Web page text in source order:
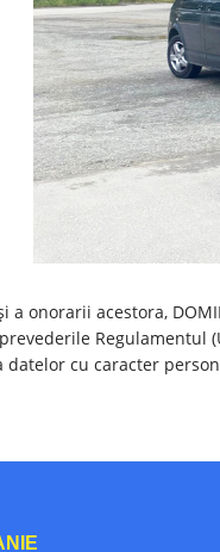
onorarii acestora,
cu caracter